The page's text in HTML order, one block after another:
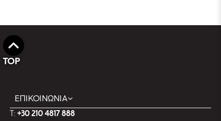
TOP
ΕΠΙΚΟΙΝΩΝΙΑ
T: +30 210 4817 888